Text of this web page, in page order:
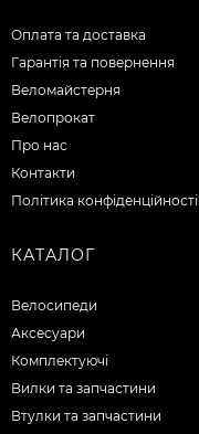
Оплата та доставка
Гарантія та повернення
Веломайстерня
Велопрокат
Про нас
Контакти
Політика конфіденційності
КАТАЛОГ
Велосипеди
Аксесуари
Комплектуючі
Вилки та запчастини
Втулки та запчастини